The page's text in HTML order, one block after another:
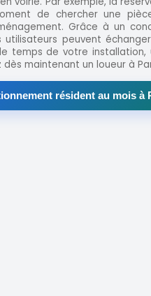
de chercher une
Grâce à un
peuvent
temps de votre installation,
maintenant un loueur à
résident au mois à